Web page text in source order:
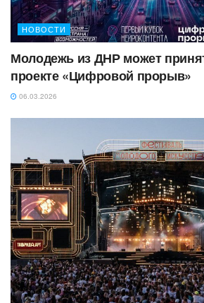
НОВОСТИ
Молодежь из ДНР может
проекте «Цифровой прорыв»
06.03.2026